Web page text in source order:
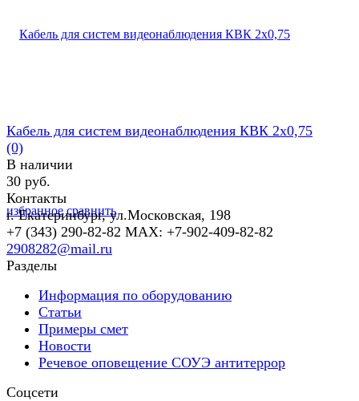
избранное сравнить
Кабель для систем видеонаблюдения КВК 2х0,75
(0)
В наличии
30 руб.
Контакты
г. Екатеринбург, ул.Московская, 198
+7 (343) 290-82-82 MAX: +7-902-409-82-82
2908282@mail.ru
Разделы
Информация по оборудованию
Статьи
Примеры смет
Новости
Речевое оповещение СОУЭ антитеррор
Соцсети